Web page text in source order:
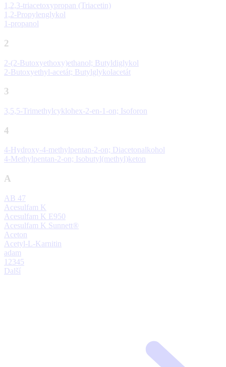
1,2,3-triacetoxypropan (Triacetin)
1,2-Propylenglykol
1-propanol
2
2-(2-Butoxyethoxy)ethanol; Butyldiglykol
2-Butoxyethyl-acetát; Butylglykolacetát
3
3,5,5-Trimethylcyklohex-2-en-1-on; Isoforon
4
4-Hydroxy-4-methylpentan-2-on; Diacetonalkohol
4-Methylpentan-2-on; Isobutyl(methyl)keton
A
AB 47
Acesulfam K
Acesulfam K E950
Acesulfam K Sunnett®
Aceton
Acetyl-L-Karnitin
adam
1 2345
Další